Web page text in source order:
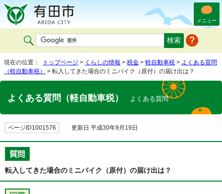
メニュー
現在の位置： トップページ > くらしの情報 > 税金 > 軽自動車税 > よくある質問
（軽自動車税）
> 転入してきた場合のミニバイク（原付）の届け出は？
よくある質問（軽自動車税） よくある質問
ページID1001576 更新日 平成30年9月19日
転入してきた場合のミニバイク（原付）の届け出は？